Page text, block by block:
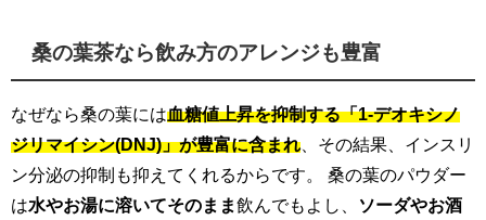
桑の葉茶なら飲み方のアレンジも豊富
なぜなら桑の葉には血糖値上昇を抑制する「1-デオキシノ
ジリマイシン(DNJ)」が豊富に含まれ 、その結果、インスリ
ン分泌の抑制も抑えてくれるからです。 桑の葉のパウダー
は水やお湯に溶いてそのまま飲んでもよし、
ソーダやお酒